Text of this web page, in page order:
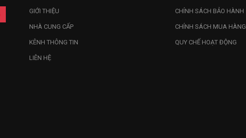
GIỚI THIỆU
NHÀ CUNG CẤP
KÊNH THÔNG TIN
LIÊN HỆ
CHÍNH SÁCH BẢO HÀNH
CHÍNH SÁCH MUA HÀNG
QUY CHẾ HOẠT ĐỘNG